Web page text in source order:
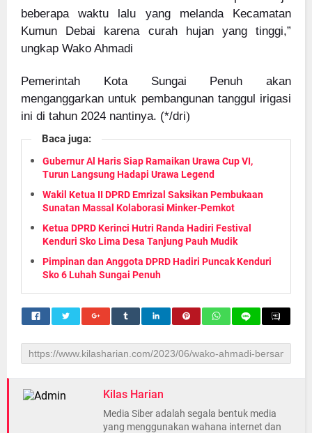
beberapa waktu lalu yang melanda Kecamatan
Kumun Debai karena curah hujan yang tinggi,”
ungkap Wako Ahmadi
Pemerintah Kota Sungai Penuh akan
menganggarkan untuk pembangunan tanggul irigasi
ini di tahun 2024 nantinya. (*/dri)
Baca juga:
Gubernur Al Haris Siap Ramaikan Urawa Cup VI,
Turun Langsung Hadapi Urawa Legend
Wakil Ketua II DPRD Emrizal Saksikan Pembukaan
Sunatan Massal Kolaborasi Minker-Pemkot
Ketua DPRD Kerinci Hutri Randa Hadiri Festival
Kenduri Sko Lima Desa Tanjung Pauh Mudik
Pimpinan dan Anggota DPRD Hadiri Puncak Kenduri
Sko 6 Luhah Sungai Penuh
Kilas Harian
Media Siber adalah segala bentuk media
yang menggunakan wahana internet dan